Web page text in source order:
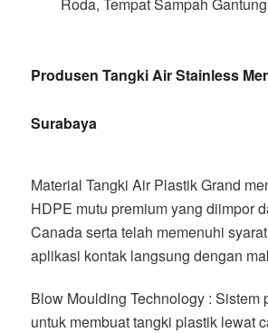
Produsen Tangki Air Stainless
Surabaya
Material Tangki Air Plastik Grand
HDPE mutu premium yang diimpor
Canada serta telah memenuhi
aplikasi kontak langsung dengan
Blow Moulding Technology : Sistem
untuk membuat tangki plastik lewat